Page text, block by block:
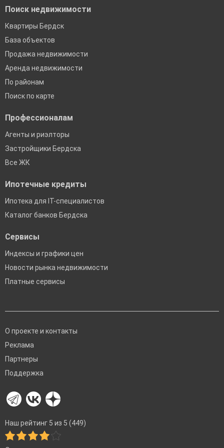
Поиск недвижимости
Квартиры Бердск
База объектов
Продажа недвижимости
Аренда недвижимости
По районам
Поиск по карте
Профессионалам
Агенты и риэлторы
Застройщики Бердска
Все ЖК
Ипотечные кредиты
Ипотека для IT-специалистов
Каталог банков Бердска
Сервисы
Индексы и графики цен
Новости рынка недвижимости
Платные сервисы
О проекте и контакты
Реклама
Партнеры
Поддержка
Наш рейтинг 5 из 5 (449)